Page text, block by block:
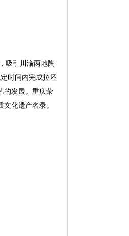
吸引川渝两地陶
时间内完成拉坯
的发展。重庆荣
化遗产名录。